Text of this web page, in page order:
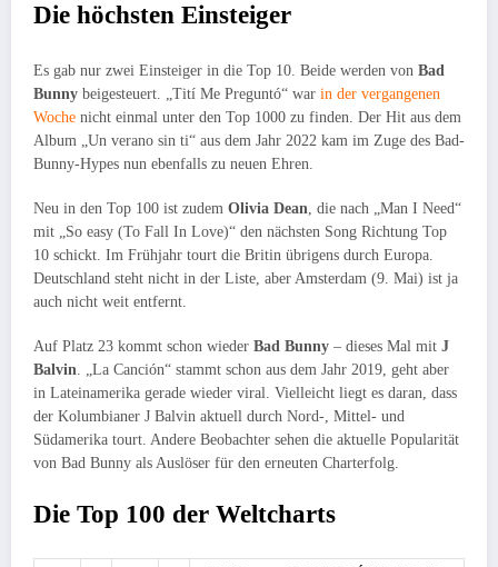
Die höchsten Einsteiger
Es gab nur zwei Einsteiger in die Top 10. Beide werden von Bad
Bunny beigesteuert. „Tití Me Preguntó“ war in der vergangenen
Woche nicht einmal unter den Top 1000 zu finden. Der Hit aus dem
Album „Un verano sin ti“ aus dem Jahr 2022 kam im Zuge des Bad-
Bunny-Hypes nun ebenfalls zu neuen Ehren.
Neu in den Top 100 ist zudem Olivia Dean , die nach „Man I Need“
mit „So easy (To Fall In Love)“ den nächsten Song Richtung Top
10 schickt. Im Frühjahr tourt die Britin übrigens durch Europa.
Deutschland steht nicht in der Liste, aber Amsterdam (9. Mai) ist ja
auch nicht weit entfernt.
Auf Platz 23 kommt schon wieder Bad Bunny – dieses Mal mit J
Balvin . „La Canción“ stammt schon aus dem Jahr 2019, geht aber
in Lateinamerika gerade wieder viral. Vielleicht liegt es daran, dass
der Kolumbianer J Balvin aktuell durch Nord-, Mittel- und
Südamerika tourt. Andere Beobachter sehen die aktuelle Popularität
von Bad Bunny als Auslöser für den erneuten Charterfolg.
Die Top 100 der Weltcharts